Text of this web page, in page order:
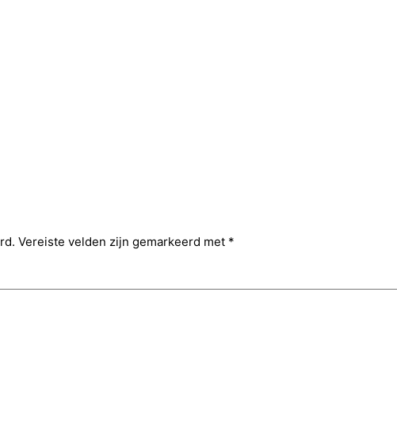
Vereiste velden zijn gemarkeerd met *